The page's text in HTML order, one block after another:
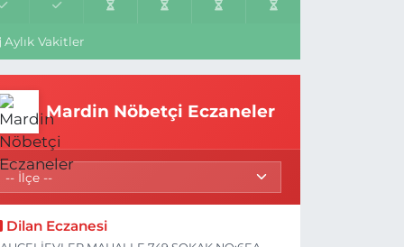
Erdoğan
Aylık Vakitler
Mardin Nöbetçi Eczaneler
Dilan Eczanesi